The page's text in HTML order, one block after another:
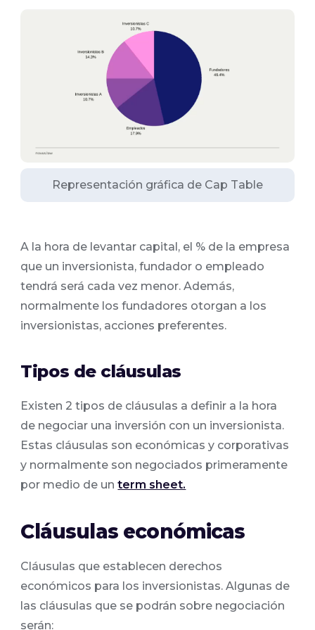
Representación gráfica de Cap Table
A la hora de levantar capital, el % de la empresa
que un inversionista, fundador o empleado
tendrá será cada vez menor. Además,
normalmente los fundadores otorgan a los
inversionistas, acciones preferentes.
Tipos de cláusulas
Existen 2 tipos de cláusulas a definir a la hora
de negociar una inversión con un inversionista.
Estas cláusulas son económicas y corporativas
y normalmente son negociados primeramente
por medio de unterm sheet.
Cláusulas económicas
Cláusulas que establecen derechos
económicos para los inversionistas. Algunas de
las cláusulas que se podrán sobre negociación
serán: